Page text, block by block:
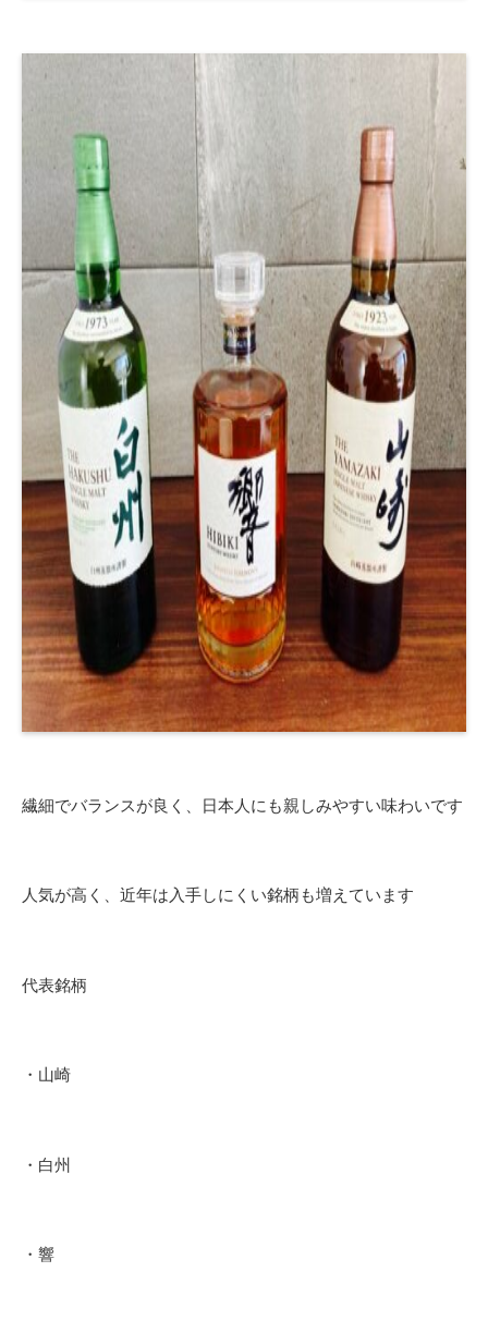
繊細でバランスが良く、日本人にも親しみやすい味わいです
人気が高く、近年は入手しにくい銘柄も増えています
代表銘柄
・山崎
・白州
・響